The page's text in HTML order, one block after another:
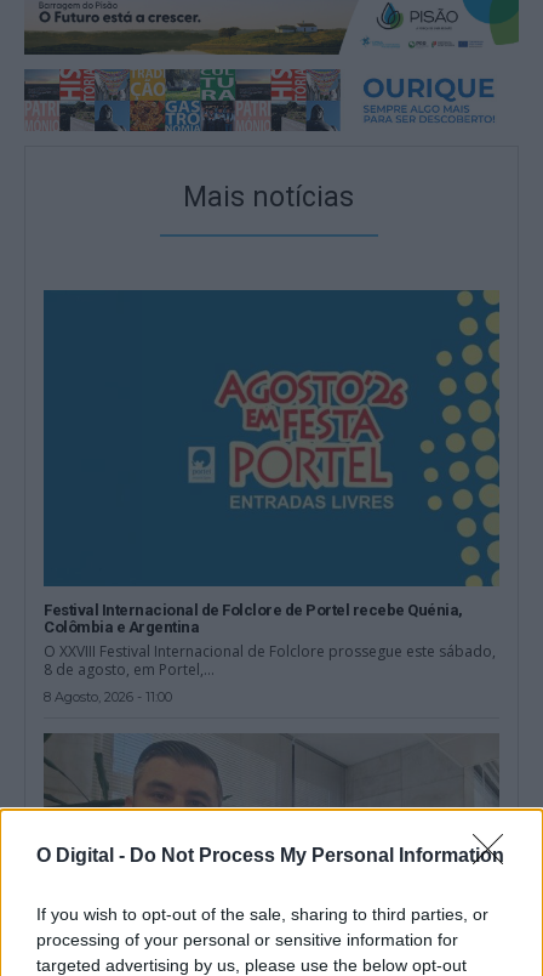
O Digital - Do Not Process My Personal Information
If you wish to opt-out of the sale, sharing to third parties, or
processing of your personal or sensitive information for
targeted advertising by us, please use the below opt-out
Mais notícias
Festival Internacional de Folclore de Portel recebe Quénia,
Colômbia e Argentina
O XXVIII Festival Internacional de Folclore prossegue este sábado,
8 de agosto, em Portel,...
8 Agosto, 2026 - 11:00